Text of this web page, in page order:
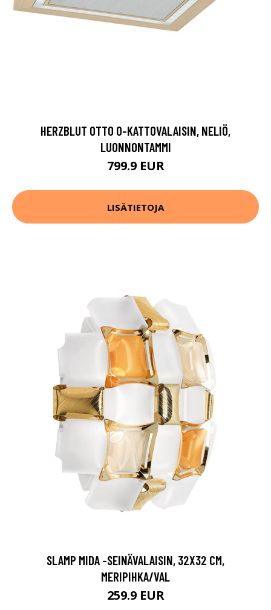
HERZBLUT OTTO O-KATTOVALAISIN, NELIÖ,
LUONNONTAMMI
799.9 EUR
LISÄTIETOJA
SLAMP MIDA -SEINÄVALAISIN, 32X32 CM,
MERIPIHKA/VAL
259.9 EUR